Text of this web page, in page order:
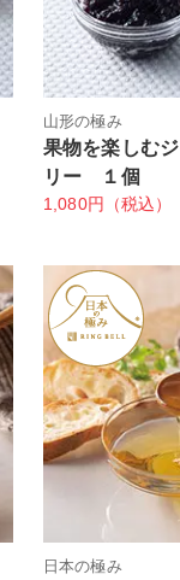
山形の極み
果物を楽しむ
リー １個
1,080円（税込）
日本の極み